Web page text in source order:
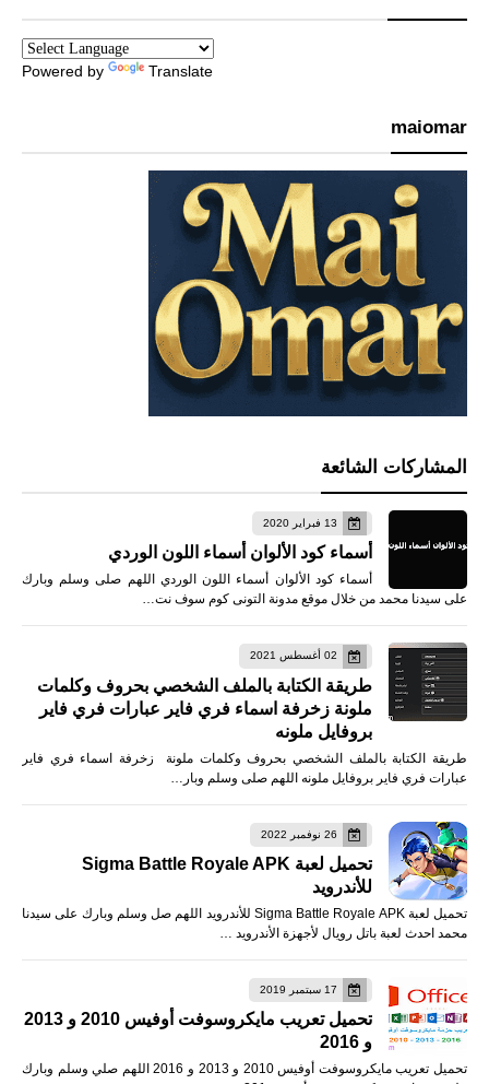
Powered by Translate
maiomar
المشاركات الشائعة
13 فبراير 2020
أسماء كود الألوان أسماء اللون الوردي
أسماء كود الألوان أسماء اللون الوردي اللهم صلى وسلم وبارك
على سيدنا محمد من خلال موقع مدونة التونى كوم سوف نت…
02 أغسطس 2021
طريقة الكتابة بالملف الشخصي بحروف وكلمات
ملونة زخرفة اسماء فري فاير عبارات فري فاير
بروفايل ملونه
طريقة الكتابة بالملف الشخصي بحروف وكلمات ملونة زخرفة اسماء فري فاير
عبارات فري فاير بروفايل ملونه اللهم صلى وسلم وبار…
26 نوفمبر 2022
تحميل لعبة Sigma Battle Royale APK
للأندرويد
تحميل لعبة Sigma Battle Royale APK للأندرويد اللهم صل وسلم وبارك على سيدنا
محمد احدث لعبة باتل رويال لأجهزة الأندرويد …
17 سبتمبر 2019
تحميل تعريب مايكروسوفت أوفيس 2010 و 2013
و 2016
تحميل تعريب مايكروسوفت أوفيس 2010 و 2013 و 2016 اللهم صلي وسلم وبارك